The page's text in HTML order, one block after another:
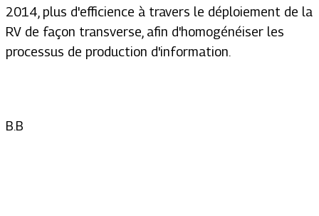
2014, plus d'efficience à travers le déploiement de la
RV de façon transverse, afin d'homogénéiser les
processus de production d'information.
B.B